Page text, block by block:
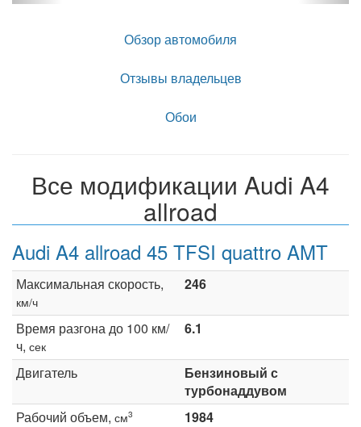
Обзор автомобиля
Отзывы владельцев
Обои
Все модификации Audi A4
allroad
Audi A4 allroad 45 TFSI quattro AMT
Максимальная скорость,
км/ч
246
Время разгона до 100 км/
ч, сек
6.1
Двигатель
Бензиновый с
турбонаддувом
Рабочий объем, см3
1984